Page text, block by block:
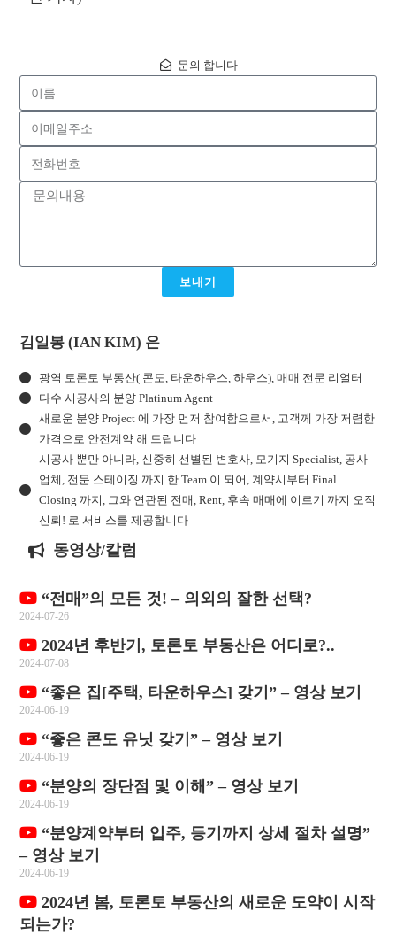
문의 합니다
보내기
김일봉 (IAN KIM) 은
광역 토론토 부동산( 콘도, 타운하우스, 하우스), 매매 전문 리얼터
다수 시공사의 분양 Platinum Agent
새로운 분양 Project 에 가장 먼저 참여함으로서, 고객께 가장 저렴한
가격으로 안전계약 해 드립니다
시공사 뿐만 아니라, 신중히 선별된 변호사, 모기지 Specialist, 공사
업체, 전문 스테이징 까지 한 Team 이 되어, 계약시부터 Final
Closing 까지, 그와 연관된 전매, Rent, 후속 매매에 이르기 까지 오직
신뢰! 로 서비스를 제공합니다
동영상/칼럼
“전매”의 모든 것! – 의외의 잘한 선택?
2024-07-26
2024년 후반기, 토론토 부동산은 어디로?..
2024-07-08
“좋은 집[주택, 타운하우스] 갖기” – 영상 보기
2024-06-19
“좋은 콘도 유닛 갖기” – 영상 보기
2024-06-19
“분양의 장단점 및 이해” – 영상 보기
2024-06-19
“분양계약부터 입주, 등기까지 상세 절차 설명”
– 영상 보기
2024-06-19
2024년 봄, 토론토 부동산의 새로운 도약이 시작
되는가?